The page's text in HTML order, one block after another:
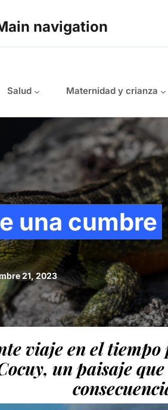
navigation
Salud Maternidad y crianza
una cumbre
21, 2023
viaje en el
un paisaje